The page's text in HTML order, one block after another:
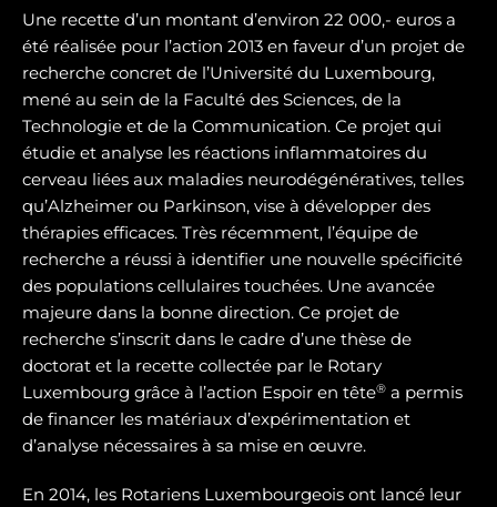
Une recette d’un montant d’environ 22 000,- euros a
été réalisée pour l’action 2013 en faveur d’un projet de
recherche concret de l’Université du Luxembourg,
mené au sein de la Faculté des Sciences, de la
Technologie et de la Communication. Ce projet qui
étudie et analyse les réactions inflammatoires du
cerveau liées aux maladies neurodégénératives, telles
qu’Alzheimer ou Parkinson, vise à développer des
thérapies efficaces. Très récemment, l’équipe de
recherche a réussi à identifier une nouvelle spécificité
des populations cellulaires touchées. Une avancée
majeure dans la bonne direction. Ce projet de
recherche s’inscrit dans le cadre d’une thèse de
doctorat et la recette collectée par le Rotary
Luxembourg grâce à l’action Espoir en tête® a permis
de financer les matériaux d’expérimentation et
d’analyse nécessaires à sa mise en œuvre.
En 2014, les Rotariens Luxembourgeois ont lancé leur